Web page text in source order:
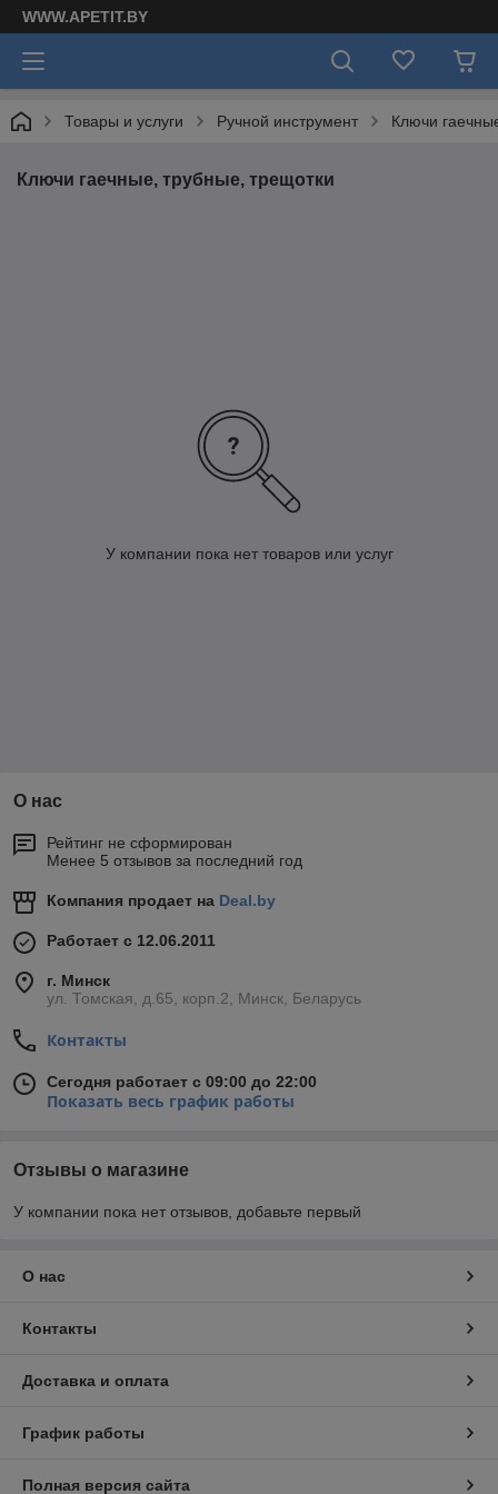
WWW.APETIT.BY
Товары и услуги Ручной инструмент Ключи
Ключи гаечные, трубные, трещотки
У компании пока нет товаров или услуг
О нас
Рейтинг не сформирован
Менее 5 отзывов за последний год
Компания продает на Deal.by
Работает с 12.06.2011
г. Минск
ул. Томская, д.65, корп.2, Минск, Беларусь
Контакты
Сегодня работает с 09:00 до 22:00
Показать весь график работы
Отзывы о магазине
У компании пока нет отзывов, добавьте первый
О нас
Контакты
Доставка и оплата
График работы
Полная версия сайта